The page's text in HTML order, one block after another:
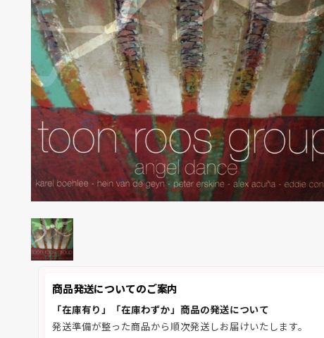
商品発送についてのご案内
「在庫有り」「在庫わずか」商品の発送について
発送準備が整った商品から順次発送しお届けいたします。